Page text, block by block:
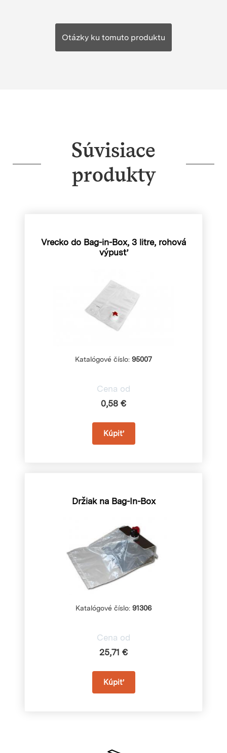
Otázky ku tomuto produktu
Súvisiace
produkty
Vrecko do Bag-in-Box, 3 litre, rohová
výpusť
Katalógové číslo: 95007
Cena od
0,58 €
Držiak na Bag-In-Box
Katalógové číslo: 91306
Cena od
25,71 €